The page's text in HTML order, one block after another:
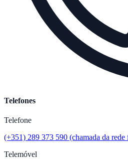
Telefones
Telefone
(+351) 289 373 590 (chamada da
Telemóvel